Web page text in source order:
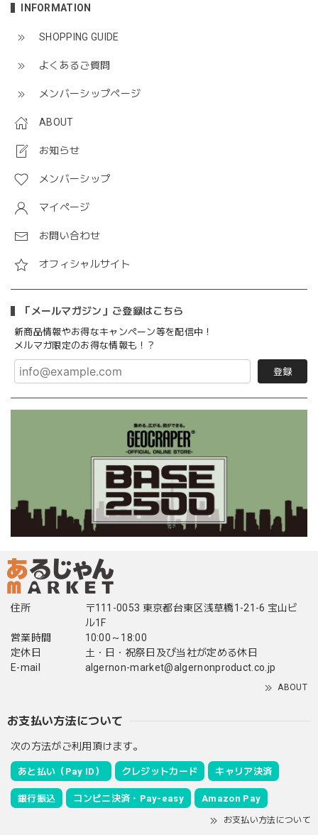
INFORMATION
SHOPPING GUIDE
よくあるご質問
メンバーシップページ
ABOUT
お知らせ
メンバーシップ
マイページ
お問い合わせ
オフィシャルサイト
「メールマガジン」ご登録はこちら
新商品情報やお得なキャンペーン等を配信中！
メルマガ限定のお得な情報も！？
登録
住所
〒111-0053 東京都台東区浅草橋1-21-6 宝山ビ
ル1F
営業時間
10:00～18:00
定休日
土・日・祝祭日及び当社が定める休日
E-mail
algernon-market@algernonproduct.co.jp
ABOUT
お支払い方法について
次の方法がご利用頂けます。
あと払い（Pay ID） クレジットカード キャリア決済
銀行振込 コンビニ決済・Pay-easy Amazon Pay
お支払い方法について